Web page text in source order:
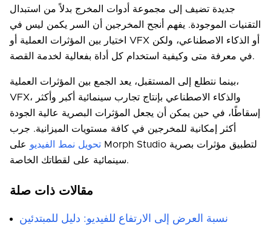
جديدة تضيف إلى مجموعة أدوات المخرج بدلاً من استبدال
التقنيات الموجودة. يفهم أنجح المخرجين أن السر يكمن ليس في
اختيار بين المؤثرات العملية أو VFX أو الذكاء الاصطناعي، ولكن
في معرفة متى وكيفية استخدام كل أداة بفعالية لخدمة القصة.
بينما نتطلع إلى المستقبل، يعد الجمع بين المؤثرات العملية،
VFX، والذكاء الاصطناعي بإنتاج تجارب سينمائية أكبر وأكثر
إسقاطًا، في حين يمكن أن يجعل المؤثرات البصرية عالية الجودة
أكثر إمكانية للمخرجين في كافة مستويات الميزانية. جرب
تحويل نمط الفيديو على Morph Studio لتطبيق مؤثرات بصرية
سينمائية على لقطاتك الخاصة.
مقالات ذات صلة
نسبة العرض إلى الارتفاع للفيديو: دليل للمبتدئين